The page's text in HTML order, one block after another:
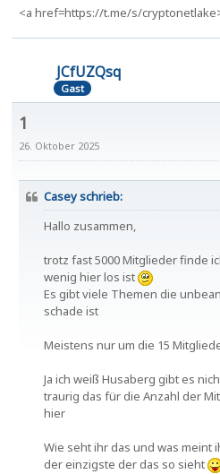
<a href=https://t.me/s/
JCfUZQsq
Gast
1
26. Oktober 2025
Casey schrieb:
Hallo zusammen,
trotz fast 5000 Mitglieder finde
wenig hier los ist
Es gibt viele Themen die
schade ist
Meistens nur um die 15
Ja ich weiß Husaberg gibt es
traurig das für die Anzahl der
hier
Wie seht ihr das und was meint
der einzigste der das so sieht